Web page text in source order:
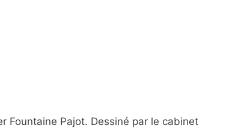
Fountaine Pajot. Dessiné par le cabinet